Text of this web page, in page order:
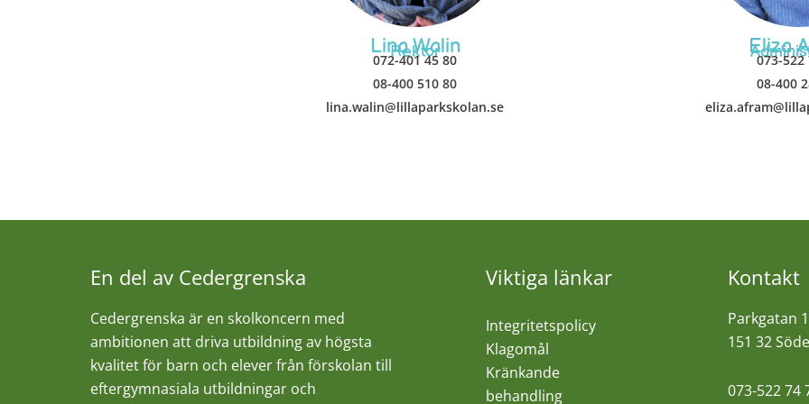
Lina Walin
Rektor
072-401 45 80
08-400 510 80
lina.walin@lillaparkskolan.se
Eliza
073-522
08-400
En del av Cedergrenska
Cedergrenska är en skolkoncern med
ambitionen att driva utbildning av högsta
kvalitet för barn och elever från förskolan till
eftergymnasiala utbildningar och
Viktiga länkar
Integritetspolicy
Klagomål
Kränkande
behandling
Kontakt
Parkgatan 1
151 32
073-522 74